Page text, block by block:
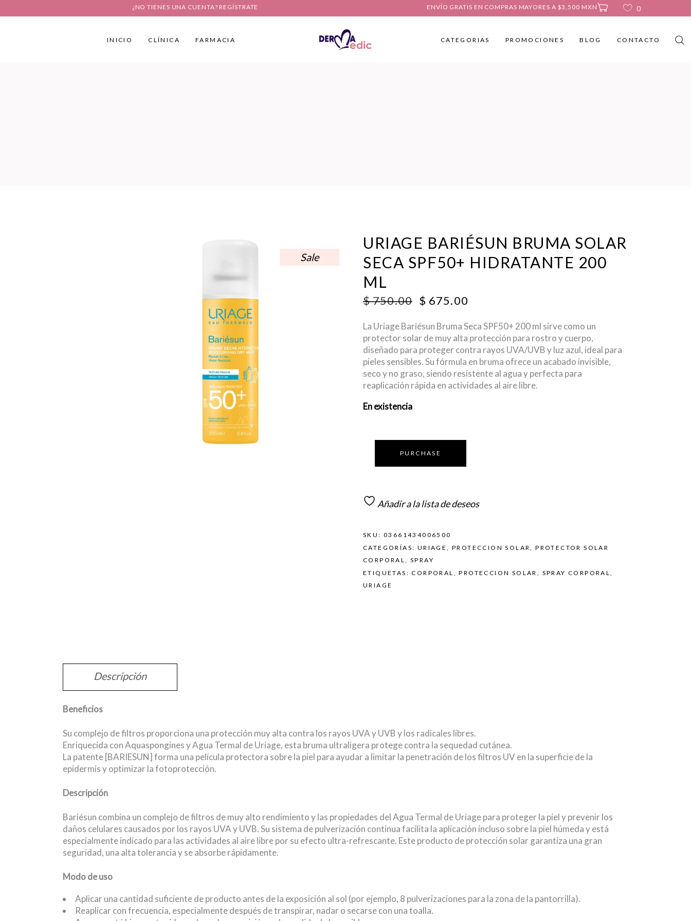
¿NO TIENES UNA CUENTA? REGÍSTRATE ENVÍO GRATIS EN COMPRAS MAYORES A $3,500 MXN
No products in the cart.
0
INICIO CLÍNICA FARMACIA CATEGORIAS PROMOCIONES BLOG CONTACTO
Sale
URIAGE BARIÉSUN BRUMA SOLAR
SECA SPF50+ HIDRATANTE 200
ML
$750.00 ORIGINAL
WAS:
$ 750.00.
$ 675.00
IS:
$ 675.00.
La Uriage Bariésun Bruma Seca SPF50+ 200 ml sirve como un
protector solar de muy alta protección para rostro y cuerpo,
diseñado para proteger contra rayos UVA/UVB y luz azul, ideal para
pieles sensibles. Su fórmula en bruma ofrece un acabado invisible,
seco y no graso, siendo resistente al agua y perfecta para
reaplicación rápida en actividades al aire libre.
En existencia
PURCHASE
Añadir a la lista de deseos
SKU: 03661434006500
CATEGORÍAS: URIAGE,PROTECCION SOLAR,PROTECTOR SOLAR
CORPORAL,SPRAY
ETIQUETAS:CORPORAL ,PROTECCION SOLAR , SPRAY CORPORAL,
URIAGE
Descripción
Beneficios
Su complejo de filtros proporciona una protección muy alta contra los rayos UVA y UVB y los radicales libres.
Enriquecida con Aquaspongines y Agua Termal de Uriage, esta bruma ultraligera protege contra la sequedad cutánea.
La patente [BARIESUN] forma una película protectora sobre la piel para ayudar a limitar la penetración de los filtros UV en la superficie de la
epidermis y optimizar la fotoprotección.
Descripción
Bariésun combina un complejo de filtros de muy alto rendimiento y las propiedades del Agua Termal de Uriage para proteger la piel y prevenir los
daños celulares causados por los rayos UVA y UVB. Su sistema de pulverización continua facilita la aplicación incluso sobre la piel húmeda y está
especialmente indicado para las actividades al aire libre por su efecto ultra-refrescante. Este producto de protección solar garantiza una gran
seguridad, una alta tolerancia y se absorbe rápidamente.
Modo de uso
Aplicar una cantidad suficiente de producto antes de la exposición al sol (por ejemplo, 8 pulverizaciones para la zona de la pantorrilla).
Reaplicar con frecuencia, especialmente después de transpirar, nadar o secarse con una toalla.